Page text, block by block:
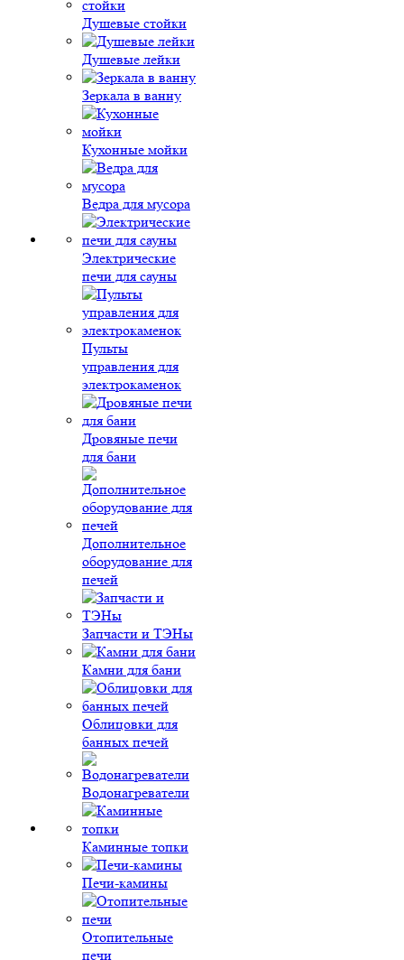
Душевые стойки
Душевые лейки
Зеркала в ванну
Кухонные мойки
Ведра для мусора
Электрические
печи для сауны
Пульты
управления для
электрокаменок
Дровяные печи
для бани
Дополнительное
оборудование для
печей
Запчасти и ТЭНы
Камни для бани
Облицовки для
банных печей
Водонагреватели
Каминные топки
Печи-камины
Отопительные
печи